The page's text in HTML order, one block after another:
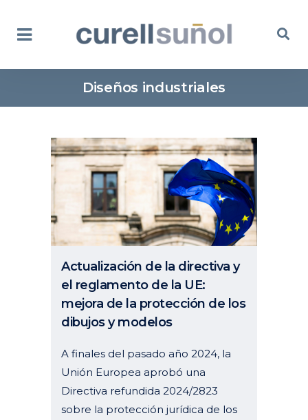
Diseños industriales
Actualización de la directiva y
el reglamento de la UE:
mejora de la protección de los
dibujos y modelos
A finales del pasado año 2024, la
Unión Europea aprobó una
Directiva refundida 2024/2823
sobre la protección jurídica de los